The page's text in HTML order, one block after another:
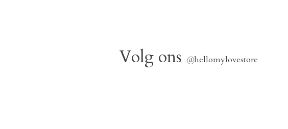
Volg ons @hellomylovestore